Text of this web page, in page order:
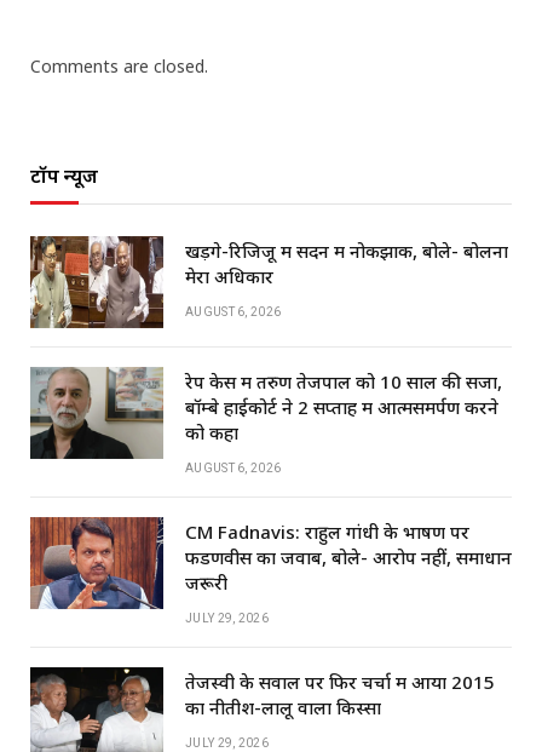
Comments are closed.
टॉप न्यूज
खड़गे-रिजिजू में सदन में नोकझोंक, बोले- बोलना
मेरा अधिकार
AUGUST 6, 2026
रेप केस में तरुण तेजपाल को 10 साल की सजा,
बॉम्बे हाईकोर्ट ने 2 सप्ताह में आत्मसमर्पण करने
को कहा
AUGUST 6, 2026
CM Fadnavis: राहुल गांधी के भाषण पर
फडणवीस का जवाब, बोले- आरोप नहीं, समाधान
जरूरी
JULY 29, 2026
तेजस्वी के सवाल पर फिर चर्चा में आया 2015
का नीतीश-लालू वाला किस्सा
JULY 29, 2026